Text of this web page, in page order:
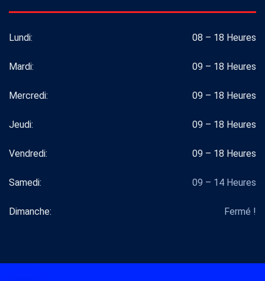
Lundi: 08 – 18 Heures
Mardi: 09 – 18 Heures
Mercredi: 09 – 18 Heures
Jeudi: 09 – 18 Heures
Vendredi: 09 – 18 Heures
Samedi: 09 – 14 Heures
Dimanche: Fermé !